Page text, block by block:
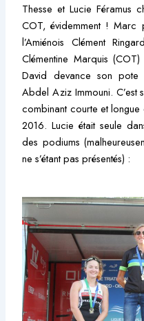
Thesse et Lucie Féramus
COT, évidemment ! Marc
l’Amiénois Clément
Clémentine Marquis
David devance son
Abdel Aziz Immouni. C’est
combinant courte et
2016. Lucie était seule
des podiums
ne s’étant pas présentés) :